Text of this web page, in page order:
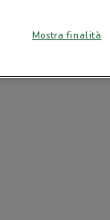
Mostra finalità